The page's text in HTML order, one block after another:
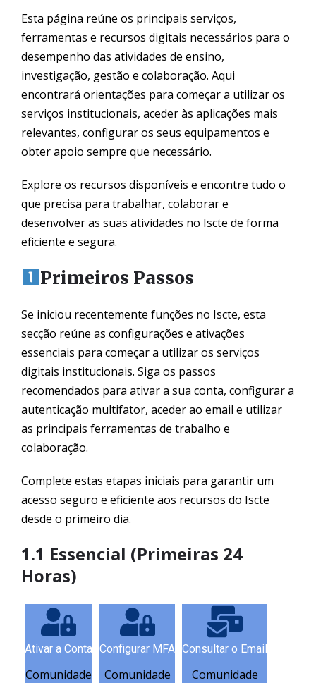
Esta página reúne os principais serviços,
ferramentas e recursos digitais necessários para o
desempenho das atividades de ensino,
investigação, gestão e colaboração. Aqui
encontrará orientações para começar a utilizar os
serviços institucionais, aceder às aplicações mais
relevantes, configurar os seus equipamentos e
obter apoio sempre que necessário.
Explore os recursos disponíveis e encontre tudo o
que precisa para trabalhar, colaborar e
desenvolver as suas atividades no Iscte de forma
eficiente e segura.
Primeiros Passos
Se iniciou recentemente funções no Iscte, esta
secção reúne as configurações e ativações
essenciais para começar a utilizar os serviços
digitais institucionais. Siga os passos
recomendados para ativar a sua conta, configurar a
autenticação multifator, aceder ao email e utilizar
as principais ferramentas de trabalho e
colaboração.
Complete estas etapas iniciais para garantir um
acesso seguro e eficiente aos recursos do Iscte
desde o primeiro dia.
1.1 Essencial (Primeiras 24
Horas)
Ativar a Conta
Comunidade
Configurar MFA
Comunidade
Consultar o Email
Comunidade